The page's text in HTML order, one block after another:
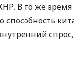
В то же время